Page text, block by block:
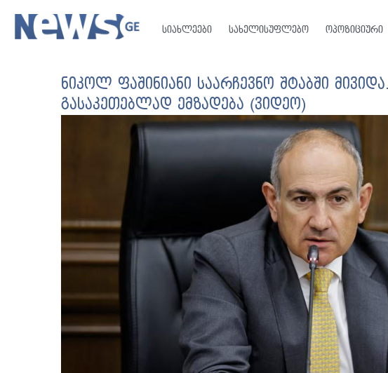
სიახლეები სახელისუფლებო ოპოზიციური
ნიკოლ ფაშინიანი საარჩევნო შტაბში
გასაკეთებლად ემზადება (ვიდეო)